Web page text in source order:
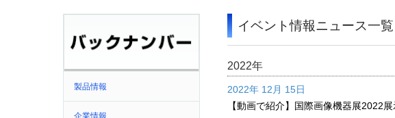
製品情報
企業情報
イベント情報ニュース一覧
2022年
2022年 12月 15日
【動画で紹介】国際画像機器展2022